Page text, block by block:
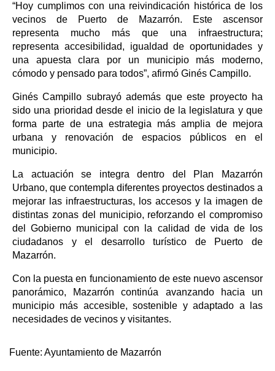
“Hoy cumplimos con una reivindicación histórica de los
vecinos de Puerto de Mazarrón. Este ascensor
representa mucho más que una infraestructura;
representa accesibilidad, igualdad de oportunidades y
una apuesta clara por un municipio más moderno,
cómodo y pensado para todos”, afirmó Ginés Campillo.
Ginés Campillo subrayó además que este proyecto ha
sido una prioridad desde el inicio de la legislatura y que
forma parte de una estrategia más amplia de mejora
urbana y renovación de espacios públicos en el
municipio.
La actuación se integra dentro del Plan Mazarrón
Urbano, que contempla diferentes proyectos destinados a
mejorar las infraestructuras, los accesos y la imagen de
distintas zonas del municipio, reforzando el compromiso
del Gobierno municipal con la calidad de vida de los
ciudadanos y el desarrollo turístico de Puerto de
Mazarrón.
Con la puesta en funcionamiento de este nuevo ascensor
panorámico, Mazarrón continúa avanzando hacia un
municipio más accesible, sostenible y adaptado a las
necesidades de vecinos y visitantes.
Fuente: Ayuntamiento de Mazarrón